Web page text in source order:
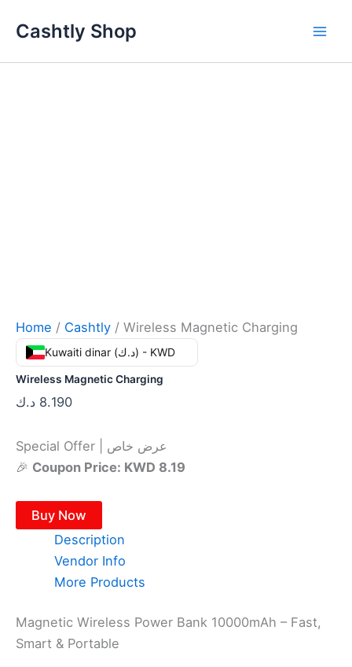
Cashtly Shop
Home / Cashtly / Wireless Magnetic Charging
Kuwaiti dinar (د.ك) - KWD
Wireless Magnetic Charging
8.190 د.ك
Special Offer | عرض خاص
🎉 Coupon Price: KWD 8.19
Buy Now
Description
Vendor Info
More Products
Magnetic Wireless Power Bank 10000mAh – Fast,
Smart & Portable